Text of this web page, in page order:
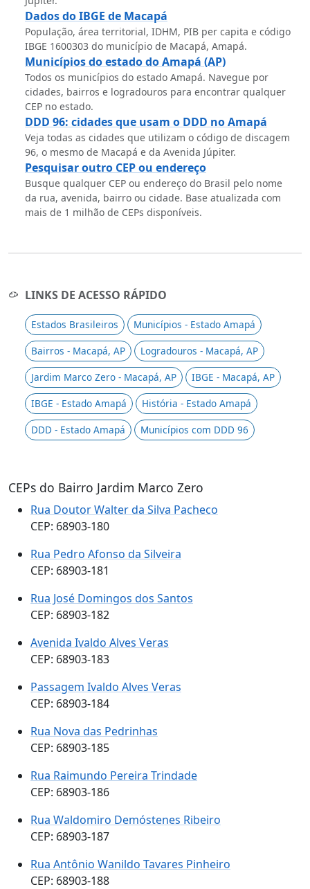
Dados do IBGE de Macapá
População, área territorial, IDHM, PIB per capita e código
IBGE 1600303 do município de Macapá, Amapá.
Municípios do estado do Amapá (AP)
Todos os municípios do estado Amapá. Navegue por
cidades, bairros e logradouros para encontrar qualquer
CEP no estado.
DDD 96: cidades que usam o DDD no Amapá
Veja todas as cidades que utilizam o código de discagem
96, o mesmo de Macapá e da Avenida Júpiter.
Pesquisar outro CEP ou endereço
Busque qualquer CEP ou endereço do Brasil pelo nome
da rua, avenida, bairro ou cidade. Base atualizada com
mais de 1 milhão de CEPs disponíveis.
LINKS DE ACESSO RÁPIDO
Estados Brasileiros
Municípios - Estado Amapá
Bairros - Macapá, AP
Logradouros - Macapá, AP
Jardim Marco Zero - Macapá, AP
IBGE - Macapá, AP
IBGE - Estado Amapá
História - Estado Amapá
DDD - Estado Amapá
Municípios com DDD 96
CEPs do Bairro Jardim Marco Zero
Rua Doutor Walter da Silva Pacheco
CEP: 68903-180
Rua Pedro Afonso da Silveira
CEP: 68903-181
Rua José Domingos dos Santos
CEP: 68903-182
Avenida Ivaldo Alves Veras
CEP: 68903-183
Passagem Ivaldo Alves Veras
CEP: 68903-184
Rua Nova das Pedrinhas
CEP: 68903-185
Rua Raimundo Pereira Trindade
CEP: 68903-186
Rua Waldomiro Demóstenes Ribeiro
CEP: 68903-187
Rua Antônio Wanildo Tavares Pinheiro
CEP: 68903-188